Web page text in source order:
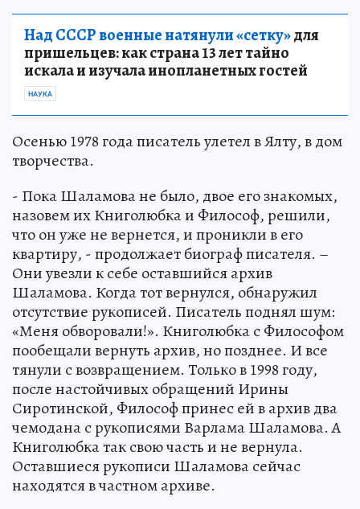
Над СССР военные натянули «сетку»для
пришельцев: как страна 13 лет тайно
искала и изучала инопланетных гостей
НАУКА
Осенью 1978 года писатель улетел в Ялту, в дом
творчества.
- Пока Шаламова не было, двое его знакомых,
назовем их Книголюбка и Философ, решили,
что он уже не вернется, и проникли в его
квартиру, - продолжает биограф писателя. –
Они увезли к себе оставшийся архив
Шаламова. Когда тот вернулся, обнаружил
отсутствие рукописей. Писатель поднял шум:
«Меня обворовали!». Книголюбка с Философом
пообещали вернуть архив, но позднее. И все
тянули с возвращением. Только в 1998 году,
после настойчивых обращений Ирины
Сиротинской, Философ принес ей в архив два
чемодана с рукописями Варлама Шаламова. А
Книголюбка так свою часть и не вернула.
Оставшиеся рукописи Шаламова сейчас
находятся в частном архиве.